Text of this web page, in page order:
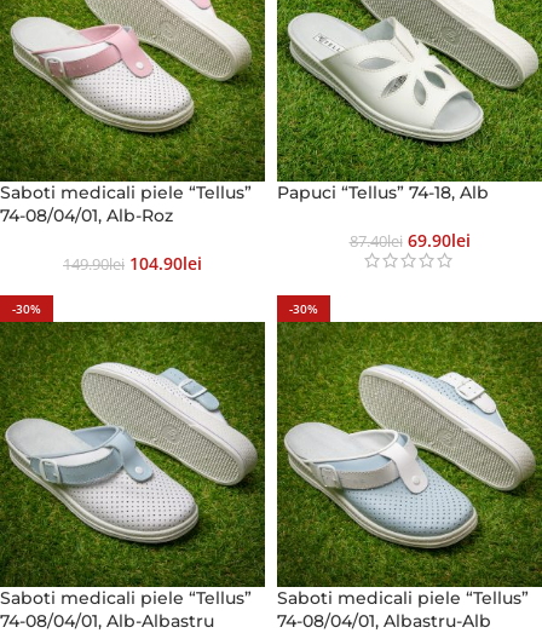
Saboti medicali piele “Tellus”
74-08/04/01, Alb-Roz
149.90Lei 104.90Lei
Papuci “Tellus” 74-18, Alb
87.40Lei 69.90Lei
-30%
Saboti medicali piele “Tellus”
74-08/04/01, Alb-Albastru
-30%
Saboti medicali piele “Tellus”
74-08/04/01, Albastru-Alb